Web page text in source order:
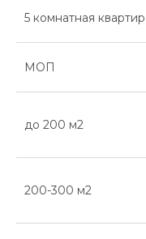
5 комнатная
МОП
до 200 м2
200-300 м2